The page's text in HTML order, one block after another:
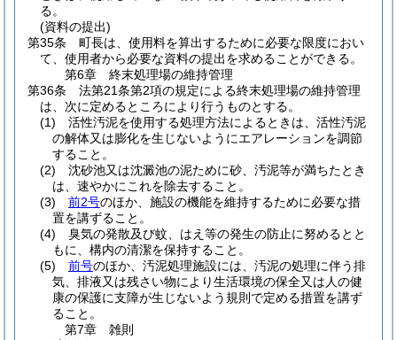
る。
(資料の提出)
第35条
町長は、使用料を算出するために必要な限度におい
て、使用者から必要な資料の提出を求めることができる。
第6章
終末処理場の維持管理
第36条
法第21条第2項の規定による終末処理場の維持管理
は、次に定めるところにより行うものとする。
(1)
活性汚泥を使用する処理方法によるときは、活性汚泥
の解体又は膨化を生じないようにエアレーションを調節
すること。
(2)
沈砂池又は沈澱池の泥ために砂、汚泥等が満ちたとき
は、速やかにこれを除去すること。
(3)
前2号のほか、施設の機能を維持するために必要な措
置を講ずること。
(4)
臭気の発散及び蚊、はえ等の発生の防止に努めるとと
もに、構内の清潔を保持すること。
(5)
前号のほか、汚泥処理施設には、汚泥の処理に伴う排
気、排液又は残さい物により生活環境の保全又は人の健
康の保護に支障が生じないよう規則で定める措置を講ず
ること。
第7章
雑則